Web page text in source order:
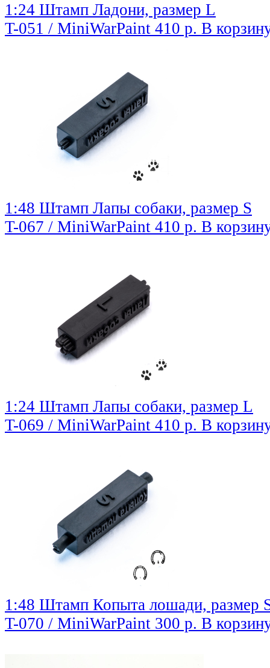
1:24 Штамп Ладони, размер L
T-051 / MiniWarPaint 410 р. В
1:48 Штамп Лапы собаки, размер S
T-067 / MiniWarPaint 410 р. В
1:24 Штамп Лапы собаки, размер L
T-069 / MiniWarPaint 410 р. В
1:48 Штамп Копыта лошади, размер
T-070 / MiniWarPaint 300 р. В